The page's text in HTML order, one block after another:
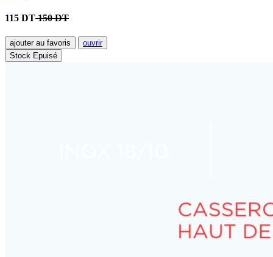
115 DT150 DT
ajouter au favoris
ouvrir
Stock Epuisé